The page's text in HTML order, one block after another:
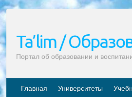
Ta’lim /
Портал об образовании и
Главная Университеты